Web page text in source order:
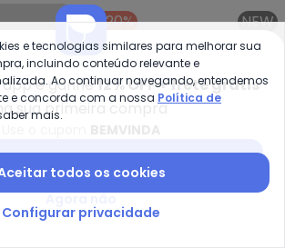
-20% NEW
e ganhe12% OFF + frete grátis
sua primeira compra
e tecnologias similares para melhorar sua
incluindo conteúdo relevante e
Ao continuar navegando, entendemos
e concorda com a nossa Política de
mais.
todos os cookies
Configurar privacidade